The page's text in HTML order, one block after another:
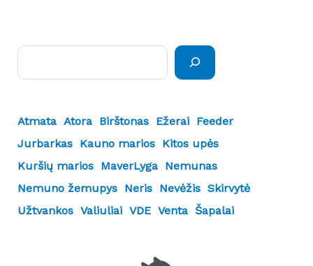
Atmata Atora Birštonas Ežerai Feeder
Jurbarkas Kauno marios Kitos upės
Kuršių marios MaverLyga Nemunas
Nemuno žemupys Neris Nevėžis Skirvytė
Užtvankos Valiuliai VDE Venta Šapalai